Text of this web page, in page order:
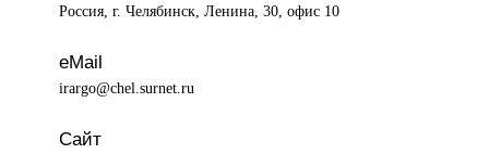
Россия, г. Челябинск, Ленина, 30, офис 10
eMail
irargo@chel.surnet.ru
Сайт